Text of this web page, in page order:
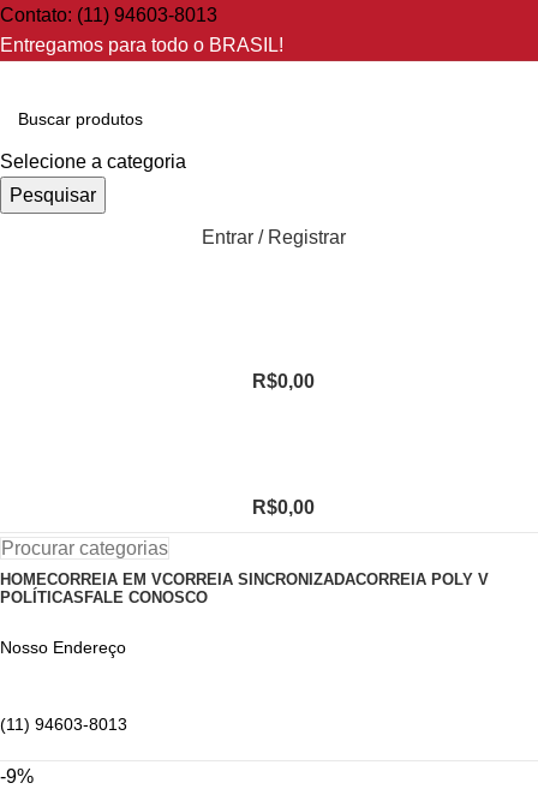
Contato: (11) 94603-8013
Entregamos para todo o BRASIL!
Selecione a categoria
Pesquisar
Entrar / Registrar
R$0,00
R$0,00
Procurar categorias
HOMECORREIA EM VCORREIA SINCRONIZADACORREIA POLY V
POLÍTICAS FALE CONOSCO
Nosso Endereço
(11) 94603-8013
-9%